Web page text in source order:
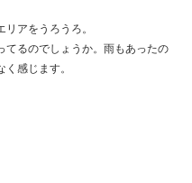
アをうろうろ。
てるのでしょうか。雨もあったの
感じます。